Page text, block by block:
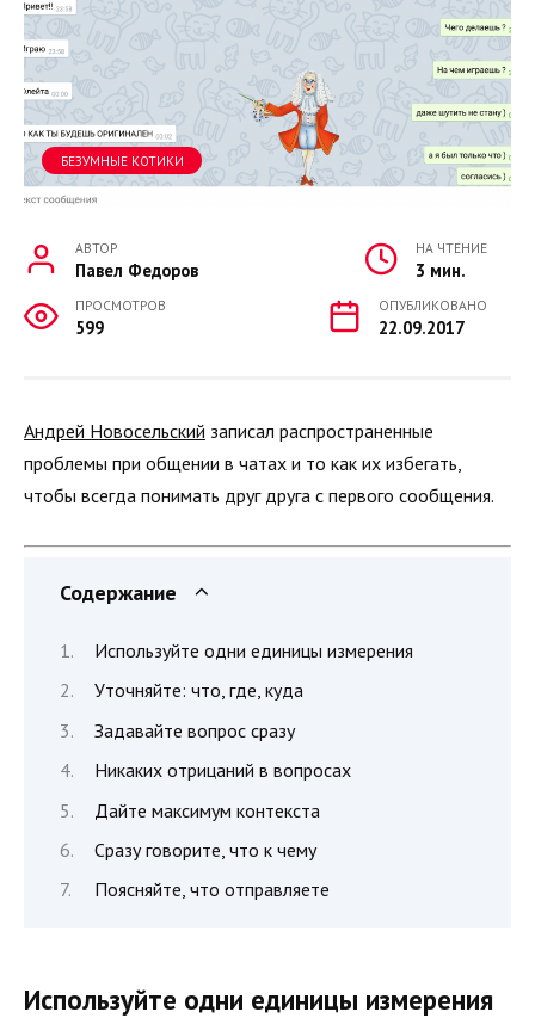
БЕЗУМНЫЕ КОТИКИ
АВТОР
Павел Федоров
НА ЧТЕНИЕ
3 мин.
ПРОСМОТРОВ
599
ОПУБЛИКОВАНО
22.09.2017
Андрей Новосельский записал распространенные
проблемы при общении в чатах и то как их избегать,
чтобы всегда понимать друг друга с первого сообщения.
Содержание
Используйте одни единицы измерения
Уточняйте: что, где, куда
Задавайте вопрос сразу
Никаких отрицаний в вопросах
Дайте максимум контекста
Сразу говорите, что к чему
Поясняйте, что отправляете
Используйте одни единицы измерения